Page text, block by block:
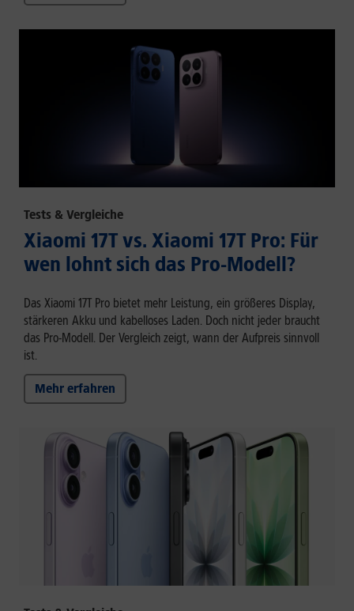
Tests & Vergleiche
Xiaomi 17T vs. Xiaomi 17T Pro: Für
wen lohnt sich das Pro-Modell?
Das Xiaomi 17T Pro bietet mehr Leistung, ein größeres Display,
stärkeren Akku und kabelloses Laden. Doch nicht jeder braucht
das Pro-Modell. Der Vergleich zeigt, wann der Aufpreis sinnvoll
ist.
Mehr erfahren